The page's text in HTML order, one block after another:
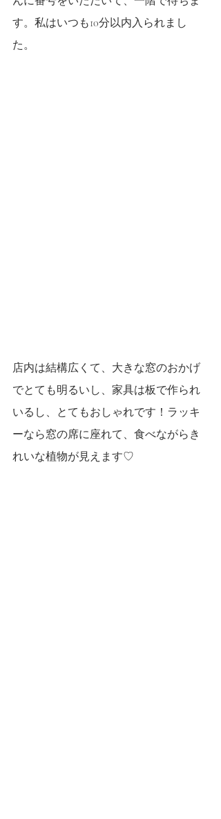
す。私はいつも10分以内入られまし
た。
店内は結構広くて、大きな窓のおかげ
でとても明るいし、家具は板で作られ
いるし、とてもおしゃれです！ラッキ
ーなら窓の席に座れて、食べながらき
れいな植物が見えます♡